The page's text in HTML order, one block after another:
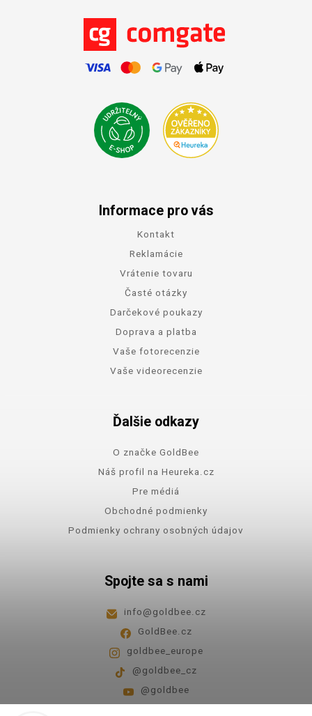
Informace pro vás
Kontakt
Reklamácie
Vrátenie tovaru
Časté otázky
Darčekové poukazy
Doprava a platba
Vaše fotorecenzie
Vaše videorecenzie
Ďalšie odkazy
O značke GoldBee
Náš profil na Heureka.cz
Pre médiá
Obchodné podmienky
Podmienky ochrany osobných údajov
Spojte sa s nami
info@goldbee.cz
GoldBee.cz
goldbee_europe
@goldbee_cz
@goldbee